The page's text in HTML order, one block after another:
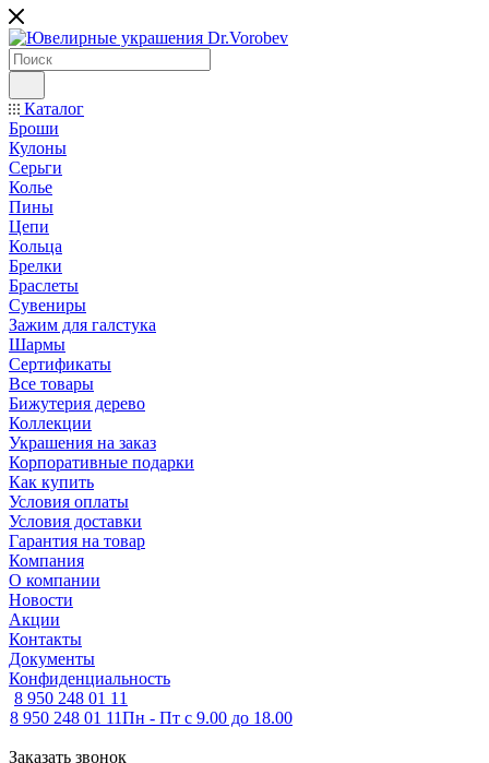
Каталог
Броши
Кулоны
Серьги
Колье
Пины
Цепи
Кольца
Брелки
Браслеты
Сувениры
Зажим для галстука
Шармы
Сертификаты
Все товары
Бижутерия дерево
Коллекции
Украшения на заказ
Корпоративные подарки
Как купить
Условия оплаты
Условия доставки
Гарантия на товар
Компания
О компании
Новости
Акции
Контакты
Документы
Конфиденциальность
8 950 248 01 11
8 950 248 01 11Пн - Пт с 9.00 до 18.00
Заказать звонок